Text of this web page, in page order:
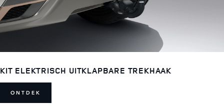
KIT ELEKTRISCH UITKLAPBARE TREKHAAK
ONTDEK